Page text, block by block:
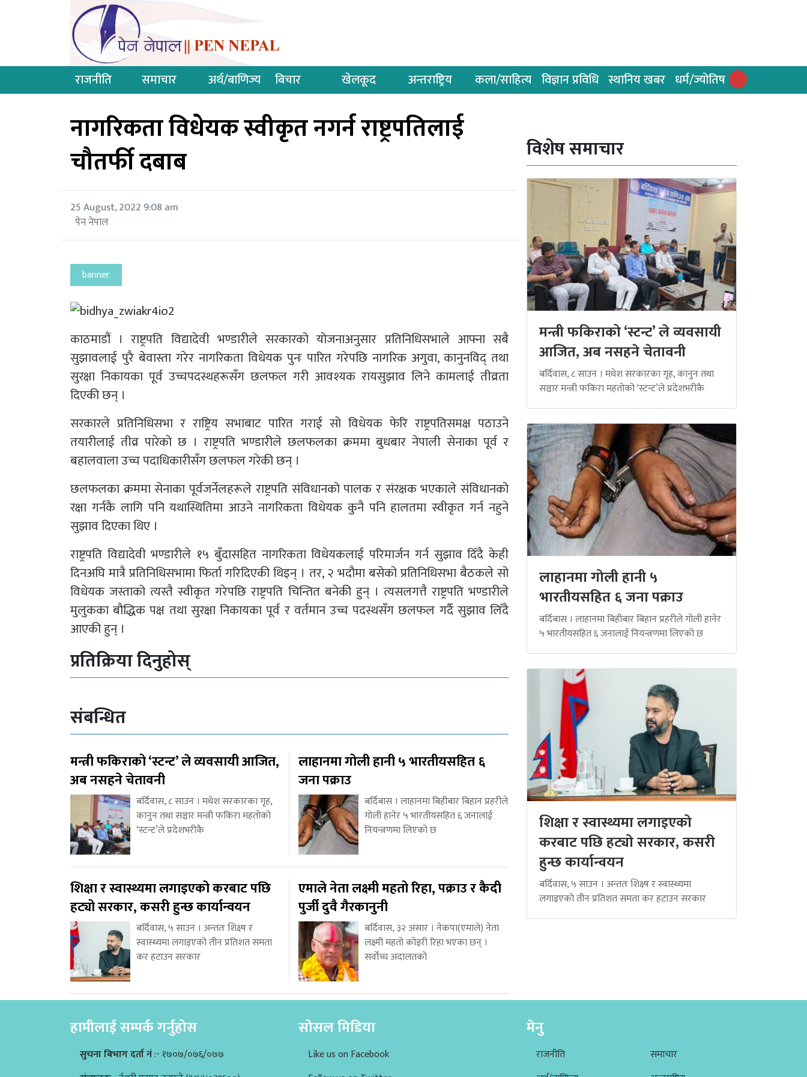
राजनीति समाचार अर्थ/बाणिज्य बिचार खेलकूद अन्तराष्ट्रिय कला/साहित्य विज्ञान प्रविधि स्थानिय खबर धर्म/ज्योतिष
नागरिकता विधेयक स्वीकृत नगर्न राष्ट्रपतिलाई
चौतर्फी दबाब
25 August, 2022 9:08 am
पेन नेपाल
banner
काठमाडौं । राष्ट्रपति विद्यादेवी भण्डारीले सरकारको योजनाअनुसार प्रतिनिधिसभाले आफ्ना सबै
सुझावलाई पुरै बेवास्ता गरेर नागरिकता विधेयक पुनः पारित गरेपछि नागरिक अगुवा, कानुनविद् तथा
सुरक्षा निकायका पूर्व उच्चपदस्थहरूसँग छलफल गरी आवश्यक रायसुझाव लिने कामलाई तीव्रता
दिएकी छन् ।
सरकारले प्रतिनिधिसभा र राष्ट्रिय सभाबाट पारित गराई सो विधेयक फेरि राष्ट्रपतिसमक्ष पठाउने
तयारीलाई तीव्र पारेको छ । राष्ट्रपति भण्डारीले छलफलका क्रममा बुधबार नेपाली सेनाका पूर्व र
बहालवाला उच्च पदाधिकारीसँग छलफल गरेकी छन् ।
छलफलका क्रममा सेनाका पूर्वजर्नेलहरूले राष्ट्रपति संविधानको पालक र संरक्षक भएकाले संविधानको
रक्षा गर्नकै लागि पनि यथास्थितिमा आउने नागरिकता विधेयक कुनै पनि हालतमा स्वीकृत गर्न नहुने
सुझाव दिएका थिए ।
राष्ट्रपति विद्यादेवी भण्डारीले १५ बुँदासहित नागरिकता विधेयकलाई परिमार्जन गर्न सुझाव दिँदै केही
दिनअघि मात्रै प्रतिनिधिसभामा फिर्ता गरिदिएकी थिइन् । तर, २ भदौमा बसेको प्रतिनिधिसभा बैठकले सो
विधेयक जस्ताको त्यस्तै स्वीकृत गरेपछि राष्ट्रपति चिन्तित बनेकी हुन् । त्यसलगत्तै राष्ट्रपति भण्डारीले
मुलुकका बौद्धिक पक्ष तथा सुरक्षा निकायका पूर्व र वर्तमान उच्च पदस्थसँग छलफल गर्दै सुझाव लिँदै
आएकी हुन् ।
प्रतिक्रिया दिनुहोस्
संबन्धित
मन्त्री फकिराको ‘स्टन्ट’ ले व्यवसायी आजित,
अब नसहने चेतावनी
बर्दिवास, ८ साउन । मधेश सरकारका गृह,
कानुन तथा सञ्चार मन्त्री फकिरा महतोको
‘स्टन्ट’ले प्रदेशभरीकै
लाहानमा गोली हानी ५ भारतीयसहित ६
जना पक्राउ
बर्दिबास । लाहानमा बिहीबार बिहान प्रहरीले
गोली हानेर ५ भारतीयसहित ६ जनालाई
नियन्त्रणमा लिएको छ
शिक्षा र स्वास्थ्यमा लगाइएको करबाट पछि
हट्यो सरकार, कसरी हुन्छ कार्यान्वयन
बर्दिवास, ५ साउन । अन्ततः शिक्ष्ष र
स्वास्थ्यमा लगाइएको तीन प्रतिशत समता
कर हटाउन सरकार
एमाले नेता लक्ष्मी महतो रिहा, पक्राउ र कैदी
पुर्जी दुवै गैरकानुनी
बर्दिवास, ३२ असार । नेकपा(एमाले) नेता
लक्ष्मी महतो कोइरी रिहा भएका छन् ।
सर्वोच्च अदालतको
विशेष समाचार
मन्त्री फकिराको ‘स्टन्ट’ ले व्यवसायी
आजित, अब नसहने चेतावनी
बर्दिवास, ८ साउन । मधेश सरकारका गृह, कानुन तथा
सञ्चार मन्त्री फकिरा महतोको ‘स्टन्ट’ले प्रदेशभरीकै
लाहानमा गोली हानी ५
भारतीयसहित ६ जना पक्राउ
बर्दिबास । लाहानमा बिहीबार बिहान प्रहरीले गोली हानेर
५ भारतीयसहित ६ जनालाई नियन्त्रणमा लिएको छ
शिक्षा र स्वास्थ्यमा लगाइएको
करबाट पछि हट्यो सरकार, कसरी
हुन्छ कार्यान्वयन
बर्दिवास, ५ साउन । अन्ततः शिक्ष्ष र स्वास्थ्यमा
लगाइएको तीन प्रतिशत समता कर हटाउन सरकार
हामीलाई सम्पर्क गर्नुहोस
सुचना बिभाग दर्ता नं:- १७०७/०७६/०७७
सोसल मिडिया
Like us on Facebook
मेनु
राजनीति
समाचार